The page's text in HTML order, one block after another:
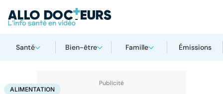
Santé Bien-être Famille Émissions
AccueilSantéMaladies Alimentation
ALIMENTATION